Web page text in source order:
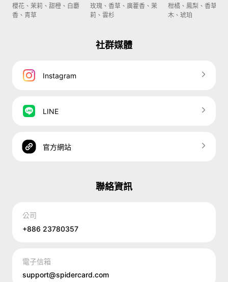
櫻花、茉莉、甜橙、白麝
香、青草
玫瑰、香草、廣藿香、茉
莉、雲杉
柑橘、鳳梨、香草、
木、琥珀
社群媒體
Instagram
LINE
官方網站
聯絡資訊
公司
+886 23780357
電子信箱
support@spidercard.com